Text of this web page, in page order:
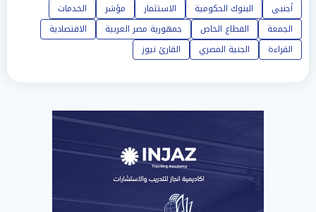
أجنبى
البنوك الحكومية الاستثمار مؤشر
الخدمات
الجمعة
القطاع الخاص جمهورية مصر العربية
الاقتصادية
القراءة
الجنية المصري القارئ نيوز